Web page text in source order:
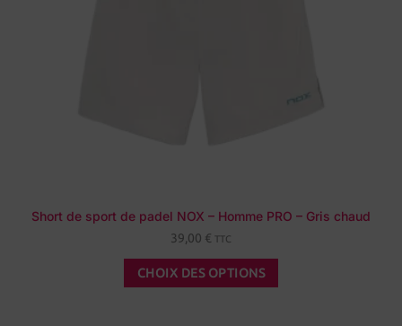
Short de sport de padel NOX – Homme PRO – Gris chaud
39,00 € TTC
CHOIX DES OPTIONS